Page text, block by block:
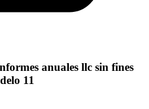
anuales llc sin fines
11